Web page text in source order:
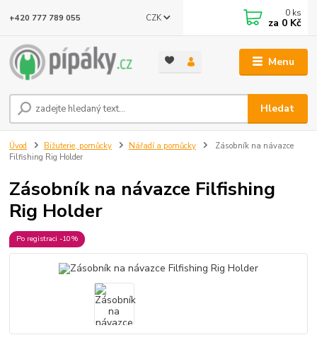
Menu
CZK
Hledat
+420 777 789 055 0 ks
za 0 Kč
Úvod Bižuterie, pomůcky Nářadí a pomůcky
Zásobník na návazce
Filfishing Rig Holder
Zásobník na návazce Filfishing
Rig Holder
Po registraci -10%